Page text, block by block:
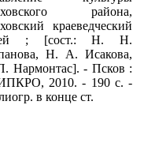
района,
краеведческий
; [сост.: Н. Н.
Н. А. Исакова,
Нармонтас]. - Псков :
2010. - 190 с. -
в конце ст.